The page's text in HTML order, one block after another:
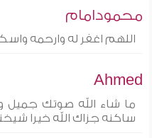
محمودامام
اللهم اغفر له وارحمه
Ahmed
ما شاء الله صوتك
ساكنه جزاك الله خيرا